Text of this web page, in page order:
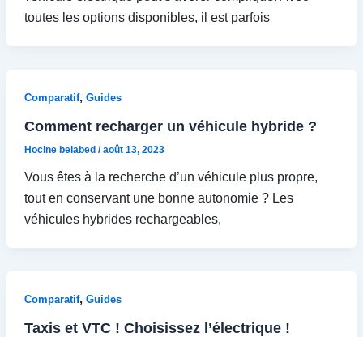
toutes les options disponibles, il est parfois
Comparatif, Guides
Comment recharger un véhicule hybride ?
Hocine belabed /août 13, 2023
Vous êtes à la recherche d’un véhicule plus propre,
tout en conservant une bonne autonomie ? Les
véhicules hybrides rechargeables,
Comparatif, Guides
Taxis et VTC ! Choisissez l’électrique !